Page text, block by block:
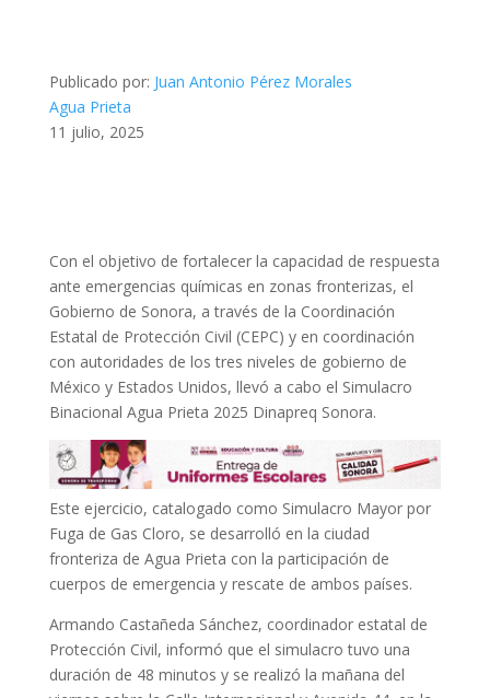
Publicado por: Juan Antonio Pérez Morales
Agua Prieta
11 julio, 2025
Con el objetivo de fortalecer la capacidad de respuesta
ante emergencias químicas en zonas fronterizas, el
Gobierno de Sonora, a través de la Coordinación
Estatal de Protección Civil (CEPC) y en coordinación
con autoridades de los tres niveles de gobierno de
México y Estados Unidos, llevó a cabo el Simulacro
Binacional Agua Prieta 2025 Dinapreq Sonora.
Este ejercicio, catalogado como Simulacro Mayor por
Fuga de Gas Cloro, se desarrolló en la ciudad
fronteriza de Agua Prieta con la participación de
cuerpos de emergencia y rescate de ambos países.
Armando Castañeda Sánchez, coordinador estatal de
Protección Civil, informó que el simulacro tuvo una
duración de 48 minutos y se realizó la mañana del